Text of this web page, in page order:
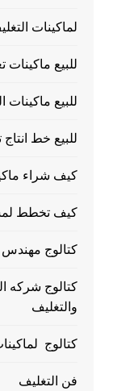
لماكينات
للبيع ماكينات
للبيع ماكينات
للبيع خط انتاج
كيف شراء
كيف تخطط
كتالوج مهندس
كتالوج شركه
والتغليف
كتالوج
فن التغليف